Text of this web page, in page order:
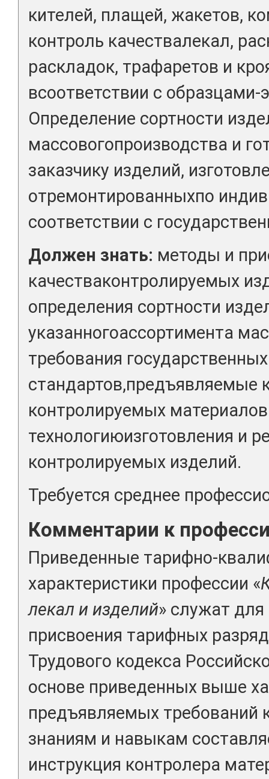
кителей, плащей, жакетов,
контроль качествалекал,
раскладок, трафаретов и
всоответствии с образцами-
Определение сортности
массовогопроизводства и
заказчику изделий,
отремонтированныхпо
соответствии с
Должен знать: методы и
качестваконтролируемых
определения сортности
указанногоассортимента
требования государственных
стандартов,предъявляемые
контролируемых
технологиюизготовления и
контролируемых изделий.
Требуется среднее
Комментарии к
Приведенные тарифно-
характеристики профессии «
лекал и изделий» служат
присвоения тарифных
Трудового кодекса
основе приведенных выше
предъявляемых требований
знаниям и навыкам
инструкция контролера